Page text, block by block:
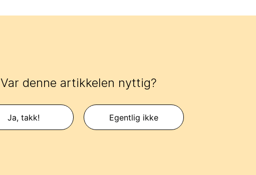
Var denne artikkelen nyttig?
Ja, takk! Egentlig ikke